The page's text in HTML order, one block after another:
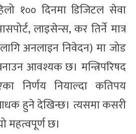
१०० दिनमा डिजिटल सेवा
लाइसेन्स, कर तिर्ने मात्र
अनलाइन निवेदन) मा जोड
आवश्यक छ। मन्त्रिपरिषद
निर्णय नियाल्दा कतिपय
हुने देखिन्छ। त्यसमा कसरी
महत्वपूर्ण छ।